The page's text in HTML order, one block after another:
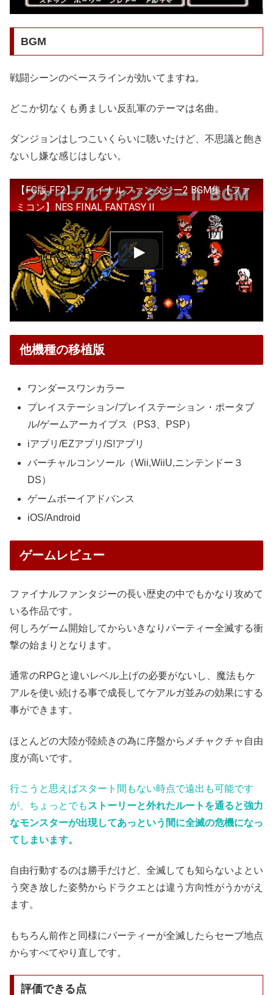
BGM
戦闘シーンのベースラインが効いてますね。
どこか切なくも勇ましい反乱軍のテーマは名曲。
ダンジョンはしつこいくらいに聴いたけど、不思議と飽き
ないし嫌な感じはしない。
【FC版 FF2】ファイナルファンタジー2 BGM集【ファ
ミコン】NES FINAL FANTASY II
他機種の移植版
ワンダースワンカラー
プレイステーション/プレイステーション・ポータブ
ル/ゲームアーカイブス（PS3、PSP）
iアプリ/EZアプリ/S!アプリ
バーチャルコンソール（Wii,WiiU,ニンテンドー３
DS）
ゲームボーイアドバンス
iOS/Android
ゲームレビュー
ファイナルファンタジーの長い歴史の中でもかなり攻めて
いる作品です。
何しろゲーム開始してからいきなりパーティー全滅する衝
撃の始まりとなります。
通常のRPGと違いレベル上げの必要がないし、魔法もケ
アルを使い続ける事で成長してケアルガ並みの効果にする
事ができます。
ほとんどの大陸が陸続きの為に序盤からメチャクチャ自由
度が高いです。
行こうと思えばスタート間もない時点で遠出も可能です
が、ちょっとでも ストーリーと外れたルートを通ると強力
なモンスターが出現してあっという間に全滅の危機になっ
てしまいます。
自由行動するのは勝手だけど、全滅しても知らないよとい
う突き放した姿勢からドラクエとは違う方向性がうかがえ
ます。
もちろん前作と同様にパーティーが全滅したらセーブ地点
からすべてやり直しです。
評価できる点